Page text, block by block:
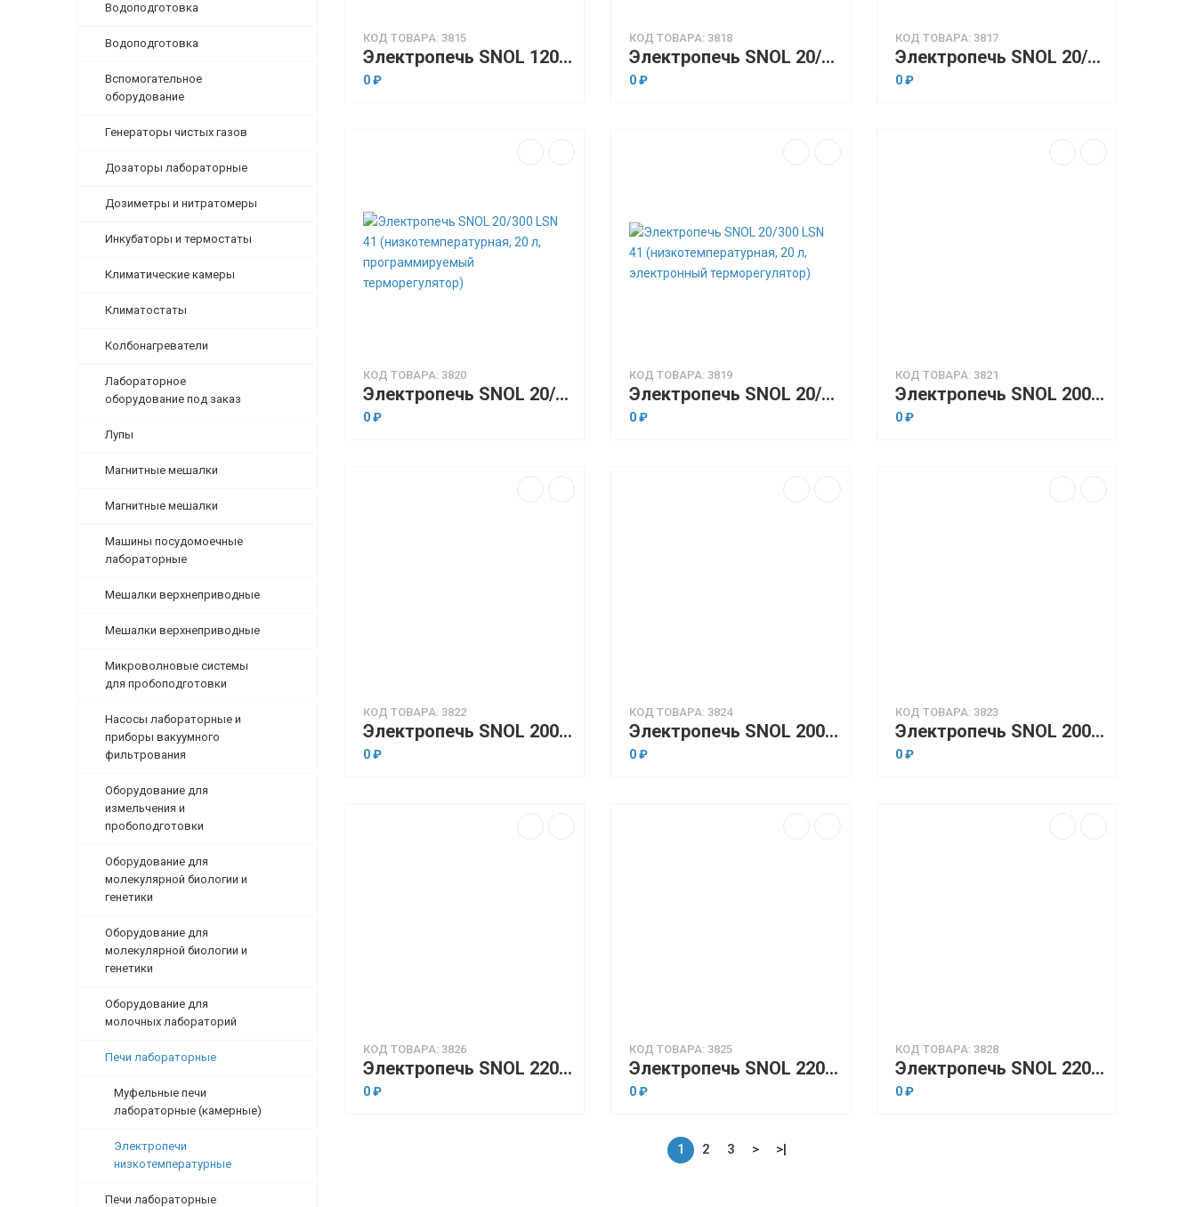
Водоподготовка
Водоподготовка
Вспомогательное
оборудование
Генераторы чистых газов
Дозаторы лабораторные
Дозиметры и нитратомеры
Инкубаторы и термостаты
Климатические камеры
Климатостаты
Колбонагреватели
Лабораторное
оборудование под заказ
Лупы
Магнитные мешалки
Магнитные мешалки
Машины посудомоечные
лабораторные
Мешалки верхнеприводные
Мешалки верхнеприводные
Микроволновые системы
для пробоподготовки
Насосы лабораторные и
приборы вакуумного
фильтрования
Оборудование для
измельчения и
пробоподготовки
Оборудование для
молекулярной биологии и
генетики
Оборудование для
молекулярной биологии и
генетики
Оборудование для
молочных лабораторий
Печи лабораторные
Муфельные печи
лабораторные (камерные)
Электропечи
низкотемпературные
Печи лабораторные
КОД ТОВАРА: 3815
Электропечь SNOL 120/300 LSN 41 (низкотемпературная, 120 л, электронный терморегулятор)
0 ₽
КОД ТОВАРА: 3818
Электропечь SNOL 20/300 LSN 11 (низкотемпературная, 20 л, программируемый терморегулятор)
0 ₽
КОД ТОВАРА: 3817
Электропечь SNOL 20/300 LSN 11 (низкотемпературная, 20 л, электронный терморегулятор)
0 ₽
КОД ТОВАРА: 3820
Электропечь SNOL 20/300 LSN 41 (низкотемпературная, 20 л, программируемый терморегулятор)
0 ₽
КОД ТОВАРА: 3819
Электропечь SNOL 20/300 LSN 41 (низкотемпературная, 20 л, электронный терморегулятор)
0 ₽
КОД ТОВАРА: 3821
Электропечь SNOL 200/200 LSN 11 (низкотемпературная, 200 л, электронный терморегулятор)
0 ₽
КОД ТОВАРА: 3822
Электропечь SNOL 200/200 LSN 11 (низкотемпературная, 200 л,програмируемый терморегулятор)
0 ₽
КОД ТОВАРА: 3824
Электропечь SNOL 200/200 LSP 11 (низкотемпературная, 200 л, программируемый терморегулятор)
0 ₽
КОД ТОВАРА: 3823
Электропечь SNOL 200/200 LSP 11 (низкотемпературная, 200 л, электронный терморегулятор)
0 ₽
КОД ТОВАРА: 3826
Электропечь SNOL 220/300 LSN 11 (низкотемпературная, 220 л, программируемый терморегулятор)
0 ₽
КОД ТОВАРА: 3825
Электропечь SNOL 220/300 LSN 11 (низкотемпературная, 220 л, электронный терморегулятор)
0 ₽
КОД ТОВАРА: 3828
Электропечь SNOL 220/300 LSN 41 (низкотемпературная, 220 л, программируемый терморегулятор)
0 ₽
1 2 3 > >|